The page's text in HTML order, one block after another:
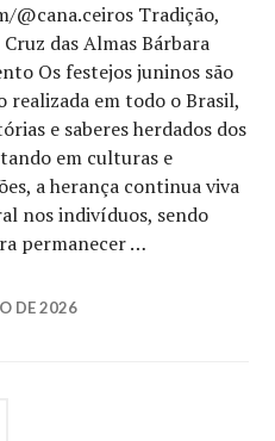
@cana.ceiros Tradição,
das Almas Bárbara
Os festejos juninos são
em todo o Brasil,
e saberes herdados dos
em culturas e
a herança continua viva
nos indivíduos, sendo
permanecer …
da guerra de
DE 2026